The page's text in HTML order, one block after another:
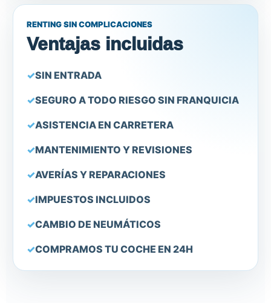
RENTING SIN COMPLICACIONES
Ventajas incluidas
SIN ENTRADA
SEGURO A TODO RIESGO SIN FRANQUICIA
ASISTENCIA EN CARRETERA
MANTENIMIENTO Y REVISIONES
AVERÍAS Y REPARACIONES
IMPUESTOS INCLUIDOS
CAMBIO DE NEUMÁTICOS
COMPRAMOS TU COCHE EN 24H